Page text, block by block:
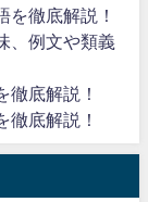
を徹底解説！
、例文や類義
徹底解説！
徹底解説！